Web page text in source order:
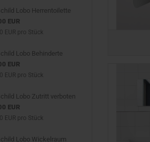
Lobo Herrentoilette
EUR
EUR pro Stück
Lobo Behinderte
EUR
EUR pro Stück
Lobo Zutritt verboten
EUR
EUR pro Stück
Lobo Wickelraum